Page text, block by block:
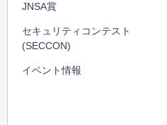
JNSA賞
セキュリティコンテスト
(SECCON)
イベント情報